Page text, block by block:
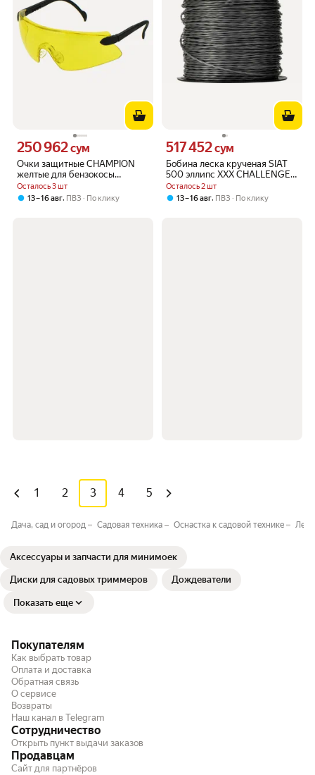
Очки защитные CHAMPION
желтые для бензокосы
CHAMPION T-523S-2
Осталось 3 шт
Цена 250962 сум вместо
250 962сум
13 – 16 авг, ПВЗ По клику
Бобина леска крученая SIAT
500 эллипс XXX CHALLENGE
3.0 - 60м 303249
Осталось 2 шт
Цена 517452 сум вместо
517 452сум
13 – 16 авг, ПВЗ По клику
1 2 3 4 5
Дача, сад и огород Садовая техника Оснастка к садовой технике
Аксессуары и запчасти для минимоек
Диски для садовых триммеров Дождеватели
Показать еще
Покупателям
Как выбрать товар
Оплата и доставка
Обратная связь
О сервисе
Возвраты
Наш канал в Telegram
Сотрудничество
Открыть пункт выдачи заказов
Продавцам
Сайт для партнёров